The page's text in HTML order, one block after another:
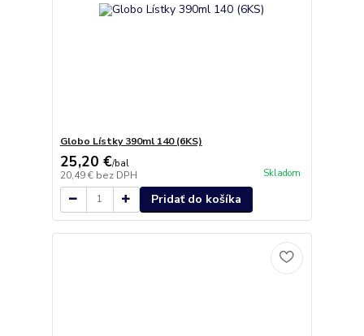
Globo Lístky 390ml 140 (6KS)
25,20 €/bal
20,49 € bez DPH Skladom
Pridať do košíka